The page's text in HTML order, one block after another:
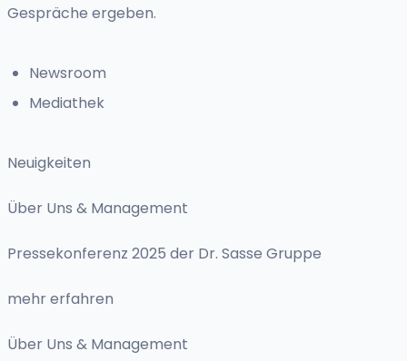
Gespräche ergeben.
Newsroom
Mediathek
Neuigkeiten
Über Uns & Management
Pressekonferenz 2025 der Dr. Sasse Gruppe
mehr erfahren
Über Uns & Management